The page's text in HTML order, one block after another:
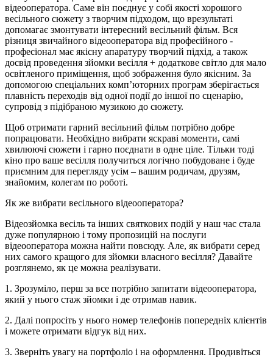
відеооператора. Саме він поєднує у собі якості хорошого
весільного сюжету з творчим підходом, що врезультаті
допомагає змонтувати інтересний весільний фільм. Вся
різниця звичайного відеооператора від професійного -
професіонал має якісну апаратуру творчий підхід, а також
досвід проведення зйомки весілля + додаткове світло для мало
освітленого приміщення, щоб зображення було якісним. За
допомогою спеціальних комп’юторних програм зберігається
плавність переходів від одної події до іншої по сценарію,
супровід з підібраною музикою до сюжету.
Щоб отримати гарний весільний фільм потрібно добре
попрацювати. Необхідно вибрати яскраві моменти, самі
хвилюючі сюжети і гарно поєднати в одне ціле. Тільки тоді
кіно про ваше весілля получиться логічно побудоване і буде
приємним для перегляду усім – вашим родичам, друзям,
знайомим, колегам по роботі.
Як же вибрати весільного відеооператора?
Відеозйомка весіль та інших святкових подій у наш час стала
дуже популярною і тому пропозицій на послуги
відеооператора можна найти повсюду. Але, як вибрати серед
них самого кращого для зйомки власного весілля? Давайте
розглянемо, як це можна реалізувати.
1. Зрозуміло, перш за все потрібно запитати відеооператора,
який у нього стаж зйомки і де отримав навик.
2. Далі попросіть у нього номер телефонів попередніх клієнтів
і можете отримати відгук від них.
3. Зверніть увагу на портфоліо і на оформлення. Продивіться